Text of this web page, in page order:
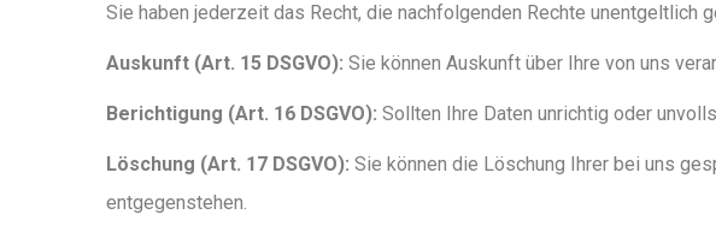
Sie haben jederzeit das Recht, die nachfolgenden Rechte unentgeltlich
Auskunft (Art. 15 DSGVO): Sie können Auskunft über Ihre von uns
Berichtigung (Art. 16 DSGVO): Sollten Ihre Daten unrichtig oder
Löschung (Art. 17 DSGVO): Sie können die Löschung Ihrer bei uns
entgegenstehen.